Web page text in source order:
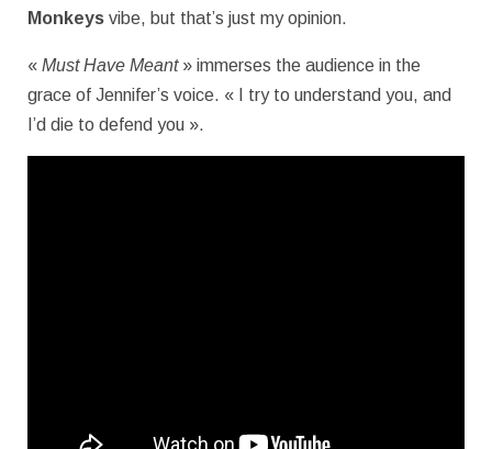
Monkeys vibe, but that’s just my opinion.
« Must Have Meant» immerses the audience in the
grace of Jennifer’s voice. « I try to understand you, and
I’d die to defend you ».